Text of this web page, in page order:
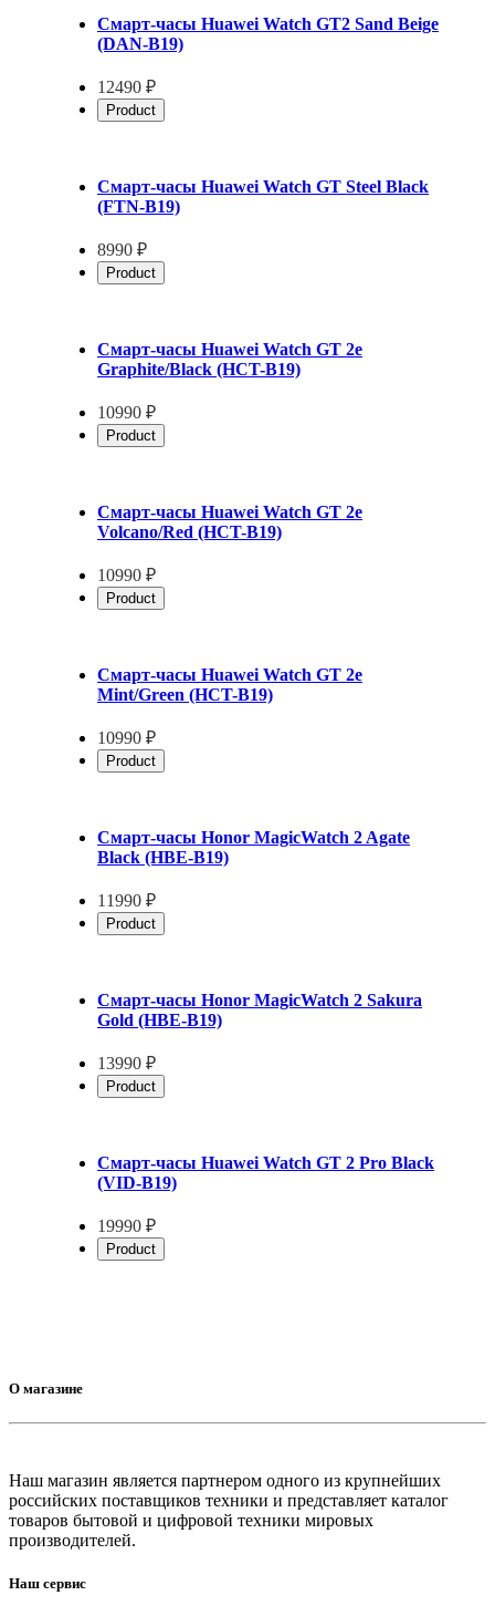
Смарт-часы Huawei Watch GT2 Sand Beige
(DAN-B19)
12490 ₽
Product
Смарт-часы Huawei Watch GT Steel Black
(FTN-B19)
8990 ₽
Product
Смарт-часы Huawei Watch GT 2e
Graphite/Black (HCT-B19)
10990 ₽
Product
Смарт-часы Huawei Watch GT 2e
Volcano/Red (HCT-B19)
10990 ₽
Product
Смарт-часы Huawei Watch GT 2e
Mint/Green (HCT-B19)
10990 ₽
Product
Смарт-часы Honor MagicWatch 2 Agate
Black (HBE-B19)
11990 ₽
Product
Смарт-часы Honor MagicWatch 2 Sakura
Gold (HBE-B19)
13990 ₽
Product
Смарт-часы Huawei Watch GT 2 Pro Black
(VID-B19)
19990 ₽
Product
О магазине
Наш магазин является партнером одного из крупнейших
российских поставщиков техники и представляет каталог
товаров бытовой и цифровой техники мировых
производителей.
Наш сервис